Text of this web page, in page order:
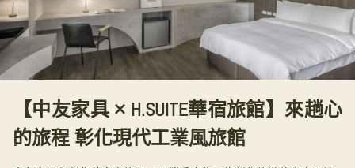
【中友家具 × H.SUITE華宿旅館】來趟心
的旅程 彰化現代工業風旅館